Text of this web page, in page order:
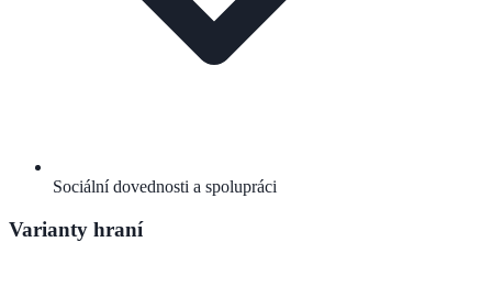
Sociální dovednosti a spolupráci
Varianty hraní